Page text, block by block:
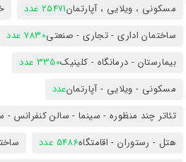
مسکونی ، ویلایی ، آپارتمان25471 عدد
ساختمان اداری - تجاری - صنعتی7830 عدد
بیمارستان - درمانگاه - کلینیک3350 عدد
مسکونی - ویلایی - آپارتمانعدد
تئاتر چند منظوره - سینما - سالن کنفرانس
هتل - رستوران - اقامتگاه5486 عدد